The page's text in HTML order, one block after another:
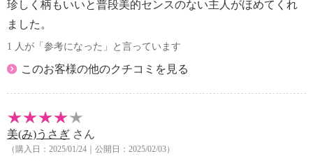
珍しく柄もいいと普段美的センスのない主人がほめてくれ
ました。
1 人が「参考になった」と言っています
このお客様の他のクチコミを見る
美(み)うさぎ さん
（購入日：2025/01/24｜公開日：2025/02/03）